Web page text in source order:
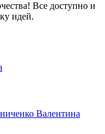
Все доступно и
идей.
Валентина